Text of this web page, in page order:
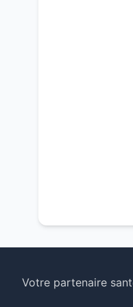
Votre partenaire